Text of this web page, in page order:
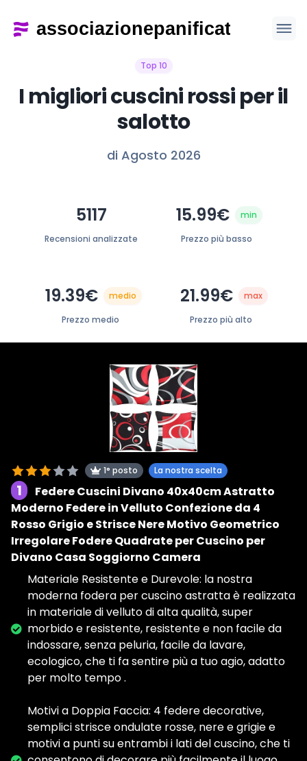
Top 10
I migliori cuscini rossi per il
salotto
di Agosto 2026
5117
Recensioni analizzate
15.99€ min
Prezzo più basso
19.39€ medio
Prezzo medio
21.99€ max
Prezzo più alto
1° posto La nostra scelta
1
Federe Cuscini Divano 40x40cm Astratto
Moderno Federe in Velluto Confezione da 4
Rosso Grigio e Strisce Nere Motivo Geometrico
Irregolare Fodere Quadrate per Cuscino per
Divano Casa Soggiorno Camera
Materiale Resistente e Durevole: la nostra
moderna fodera per cuscino astratta è realizzata
in materiale di velluto di alta qualità, super
morbido e resistente, resistente e non facile da
indossare, senza peluria, facile da lavare,
ecologico, che ti fa sentire più a tuo agio, adatto
per molto tempo .
Motivi a Doppia Faccia: 4 federe decorative,
semplici strisce ondulate rosse, nere e grigie e
motivi a punti su entrambi i lati del cuscino, che ti